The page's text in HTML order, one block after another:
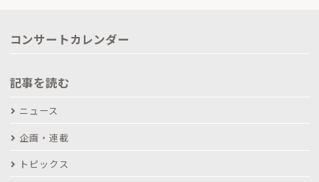
コンサートカレンダー
記事を読む
ニュース
企画・連載
トピックス